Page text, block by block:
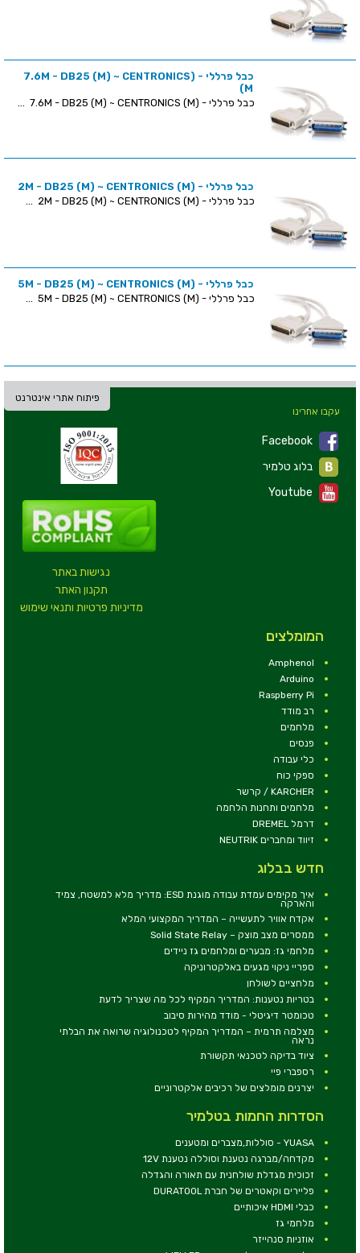
כבל פרללי - (7.6M - DB25 (M) ~ CENTRONICS
(M
כבל פרללי - (7.6M - DB25 (M) ~ CENTRONICS (M ...
כבל פרללי - (2M - DB25 (M) ~ CENTRONICS (M
כבל פרללי - (2M - DB25 (M) ~ CENTRONICS (M ...
כבל פרללי - (5M - DB25 (M) ~ CENTRONICS (M
כבל פרללי - (5M - DB25 (M) ~ CENTRONICS (M ...
פיתוח אתרי אינטרנט
נגישות באתר
תקנון האתר
מדיניות פרטיות ותנאי שימוש
עקבו אחרינו
Facebook
Youtube
המומלצים
Amphenol
Arduino
Raspberry Pi
רב מודד
מלחמים
פנסים
כלי עבודה
ספקי כוח
KARCHER / קרשר
מלחמים ותחנות הלחמה
דרמל DREMEL
זיווד ומחברים NEUTRIK
חדש בבלוג
איך מקימים עמדת עבודה מוגנת ESD: מדריך מלא למשטח, צמיד
והארקה
אקדח אוויר לתעשייה – המדריך המקצועי המלא
ממסרים מצב מוצק – Solid State Relay
מלחמי גז: מבערים ומלחמים גז ניידים
ספריי ניקוי מגעים באלקטרוניקה
מלחציים לשולחן
בטריות נטענות: המדריך המקיף לכל מה שצריך לדעת
טכומטר דיגיטלי - מודד מהירות סיבוב
מצלמה תרמית – המדריך המקיף לטכנולוגיה שרואה את הבלתי
נראה
ציוד בדיקה לטכנאי תקשורת
רספברי פיי
יצרנים מומלצים של רכיבים אלקטרוניים
הסדרות החמות בטלמיר
YUASA - סוללות,מצברים ומטענים
מקדחה/מברגה נטענת וסוללה נטענת 12V
זכוכית מגדלת שולחנית עם תאורה והגדלה
פליירים וקאטרים של חברת DURATOOL
כבלי HDMI איכותיים
מלחמי גז
אוזניות סנהייזר